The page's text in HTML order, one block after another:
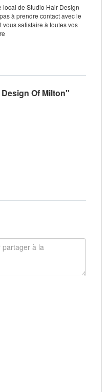
local de Studio Hair Design
à prendre contact avec le
satisfaire à toutes vos
Of Milton"